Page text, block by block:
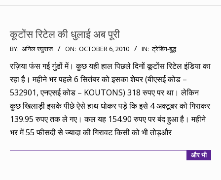
कूटोंस रिटेल की धुलाई अब पूरी
2010-
10-
BY: अनिल रघुराज ON: OCTOBER 6, 2010 IN: ट्रेडिंग-बुद्ध
रज़िया फंस गई गुंडों में। कुछ यही हाल पिछले दिनों कूटोंस रिटेल इंडिया का
रहा है। महीने भर पहले 6 सितंबर को इसका शेयर (बीएसई कोड –
532901, एनएसई कोड – KOUTONS) 318 रुपए पर था। लेकिन
कुछ खिलाड़ी इसके पीछे ऐसे हाथ धोकर पड़े कि इसे 4 अक्टूबर को गिराकर
139.95 रुपए तक ले गए। कल यह 154.90 रुपए पर बंद हुआ है। महीने
भर में 55 फीसदी से ज्यादा की गिरावट किसी को भी तोड़और
और भी